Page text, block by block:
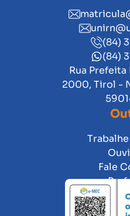
(84)
(84)
Rua Prefeita
2000, Tirol -
Fale